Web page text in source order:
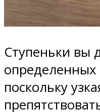
Ступеньки вы
определенных
поскольку